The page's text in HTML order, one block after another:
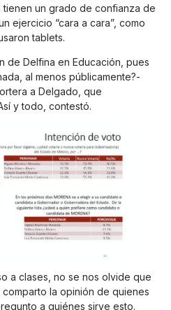
tienen un grado de confianza de
ejercicio “cara a cara”, como
tablets.
de Delfina en Educación, pues
al menos públicamente?-
a Delgado, que
y todo, contestó.
a clases, no se nos olvide que
la opinión de quienes
a quiénes sirve esto.